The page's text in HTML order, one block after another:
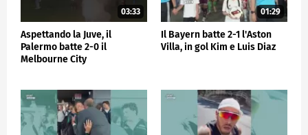
03:33
Aspettando la Juve, il
Palermo batte 2-0 il
Melbourne City
01:29
Il Bayern batte 2-1 l'Aston
Villa, in gol Kim e Luis Diaz